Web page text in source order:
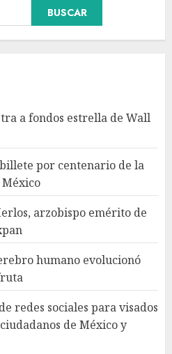
BUSCAR
a fondos estrella de Wall
por centenario de la
México
arzobispo emérito de
humano evolucionó
redes sociales para visados
de México y
Carlos Garfias Merlos,
emérito de Morelia,
evolucionó gracias al
de la fruta
7, 2026
amplía revisión de
y ciertos
de México y
7, 2026